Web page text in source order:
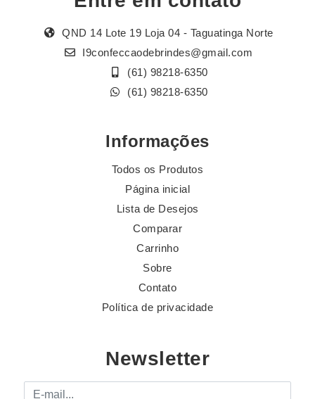
QND 14 Lote 19 Loja 04 - Taguatinga Norte
I9confeccaodebrindes@gmail.com
(61) 98218-6350
(61) 98218-6350
Informações
Todos os Produtos
Página inicial
Lista de Desejos
Comparar
Carrinho
Sobre
Contato
Política de privacidade
Newsletter
E-mail